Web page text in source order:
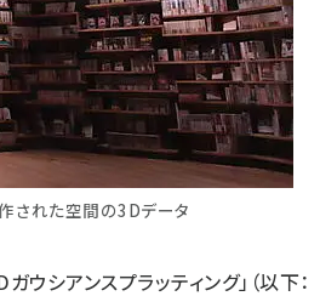
作された空間の3Dデータ
シアンスプラッティング」（以下：